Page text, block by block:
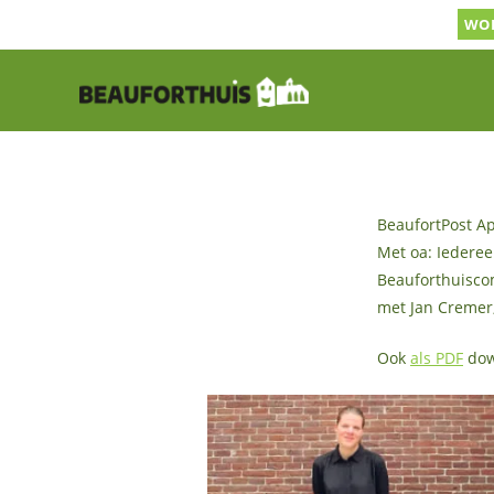
BeaufortPost
Met oa:
met Jan
Ook als PDF